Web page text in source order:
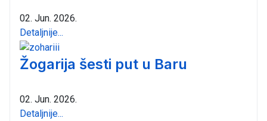
02. Jun. 2026.
Detaljnije...
Žogarija šesti put u Baru
02. Jun. 2026.
Detaljnije...